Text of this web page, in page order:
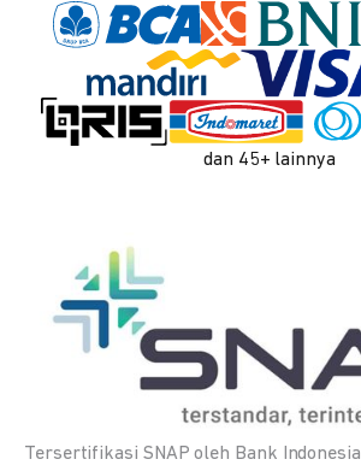
dan 45+ lainnya
Tersertifikasi SNAP oleh Bank Indonesia